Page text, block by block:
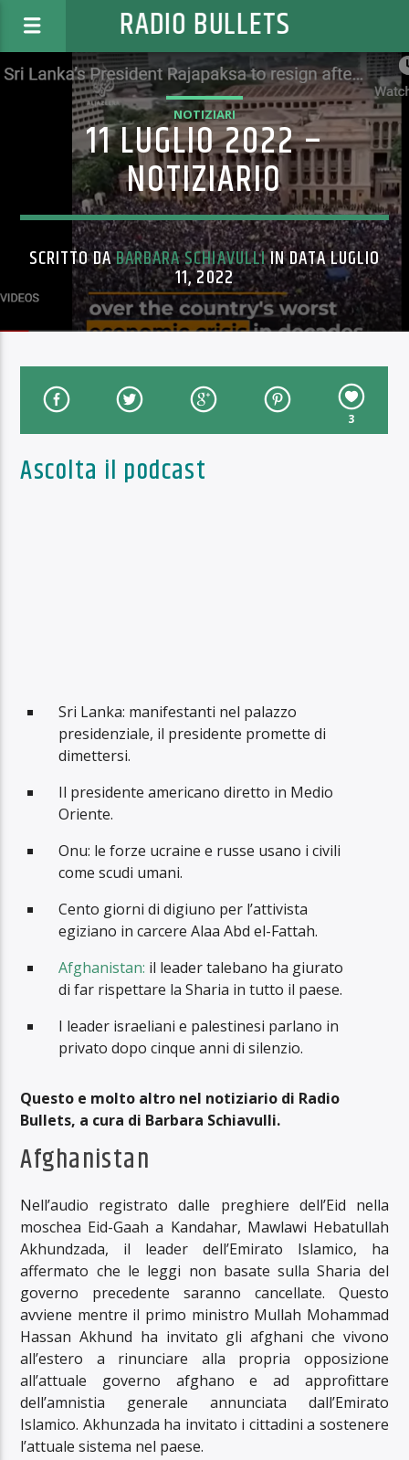
RADIO BULLETS
NOTIZIARI
11 LUGLIO 2022 –
NOTIZIARIO
SCRITTO DABARBARA SCHIAVULLIIN DATA LUGLIO
11, 2022
3
Ascolta il podcast
Sri Lanka: manifestanti nel palazzo
presidenziale, il presidente promette di
dimettersi.
Il presidente americano diretto in Medio
Oriente.
Onu: le forze ucraine e russe usano i civili
come scudi umani.
Cento giorni di digiuno per l’attivista
egiziano in carcere Alaa Abd el-Fattah.
Afghanistan: il leader talebano ha giurato
di far rispettare la Sharia in tutto il paese.
I leader israeliani e palestinesi parlano in
privato dopo cinque anni di silenzio.
Questo e molto altro nel notiziario di Radio
Bullets, a cura di Barbara Schiavulli.
Afghanistan
Nell’audio registrato dalle preghiere dell’Eid nella
moschea Eid-Gaah a Kandahar, Mawlawi Hebatullah
Akhundzada, il leader dell’Emirato Islamico, ha
affermato che le leggi non basate sulla Sharia del
governo precedente saranno cancellate. Questo
avviene mentre il primo ministro Mullah Mohammad
Hassan Akhund ha invitato gli afghani che vivono
all’estero a rinunciare alla propria opposizione
all’attuale governo afghano e ad approfittare
dell’amnistia generale annunciata dall’Emirato
Islamico. Akhunzada ha invitato i cittadini a sostenere
l’attuale sistema nel paese.